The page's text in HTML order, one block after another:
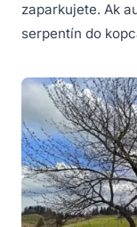
zaparkujete. Ak
serpentín do